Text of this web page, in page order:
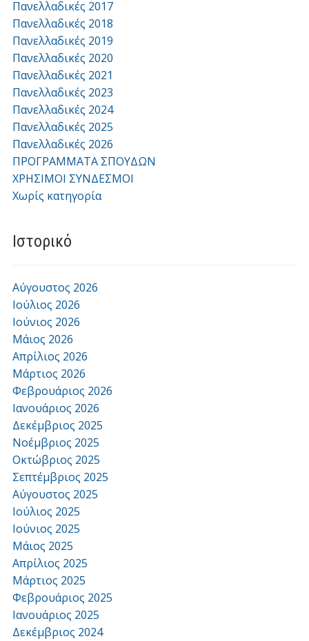
Πανελλαδικές 2017
Πανελλαδικές 2018
Πανελλαδικές 2019
Πανελλαδικές 2020
Πανελλαδικές 2021
Πανελλαδικές 2023
Πανελλαδικές 2024
Πανελλαδικές 2025
Πανελλαδικές 2026
ΠΡΟΓΡΑΜΜΑΤΑ ΣΠΟΥΔΩΝ
ΧΡΗΣΙΜΟΙ ΣΥΝΔΕΣΜΟΙ
Χωρίς κατηγορία
Ιστορικό
Αύγουστος 2026
Ιούλιος 2026
Ιούνιος 2026
Μάιος 2026
Απρίλιος 2026
Μάρτιος 2026
Φεβρουάριος 2026
Ιανουάριος 2026
Δεκέμβριος 2025
Νοέμβριος 2025
Οκτώβριος 2025
Σεπτέμβριος 2025
Αύγουστος 2025
Ιούλιος 2025
Ιούνιος 2025
Μάιος 2025
Απρίλιος 2025
Μάρτιος 2025
Φεβρουάριος 2025
Ιανουάριος 2025
Δεκέμβριος 2024